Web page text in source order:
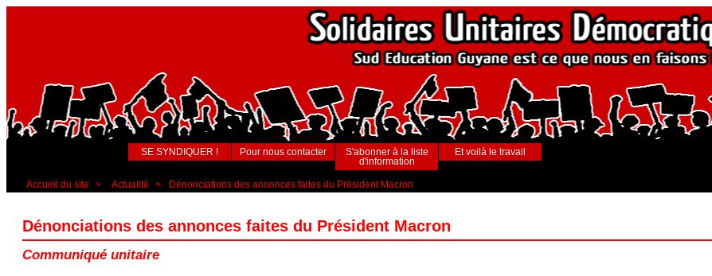
SE SYNDIQUER ! Pour nous contacter
S'abonner à la liste
d'information
Et voilà le travail
Accueil du site > Actualité > Dénonciations des annonces faites du Président Macron
Dénonciations des annonces faites du Président Macron
Communiqué unitaire